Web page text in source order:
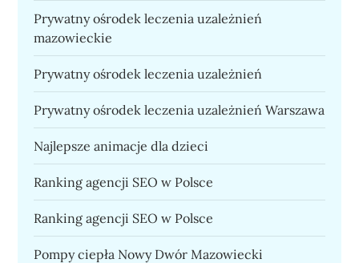
Prywatny ośrodek leczenia uzależnień
mazowieckie
Prywatny ośrodek leczenia uzależnień
Prywatny ośrodek leczenia uzależnień Warszawa
Najlepsze animacje dla dzieci
Ranking agencji SEO w Polsce
Ranking agencji SEO w Polsce
Pompy ciepła Nowy Dwór Mazowiecki